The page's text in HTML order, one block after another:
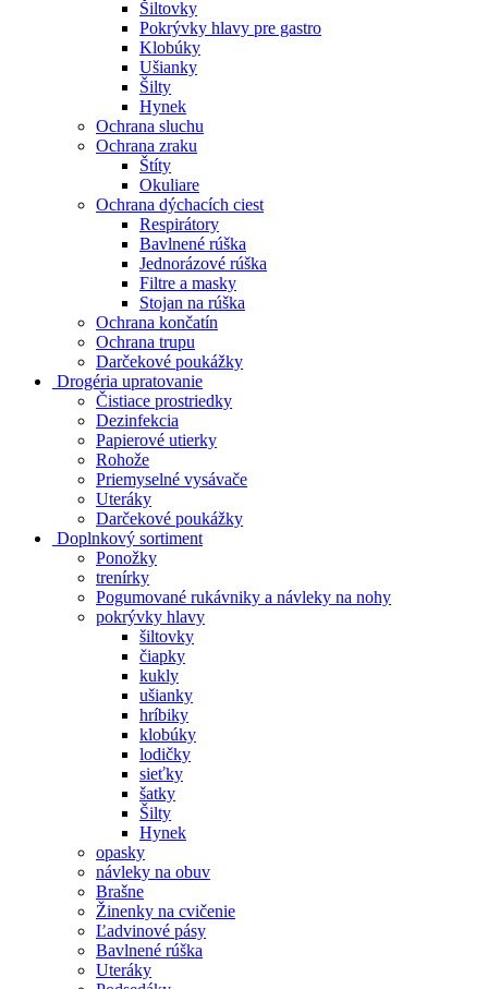
Šiltovky
Pokrývky hlavy pre gastro
Klobúky
Ušianky
Šilty
Hynek
Ochrana sluchu
Ochrana zraku
Štíty
Okuliare
Ochrana dýchacích ciest
Respirátory
Bavlnené rúška
Jednorázové rúška
Filtre a masky
Stojan na rúška
Ochrana končatín
Ochrana trupu
Darčekové poukážky
Drogéria upratovanie
Čistiace prostriedky
Dezinfekcia
Papierové utierky
Rohože
Priemyselné vysávače
Uteráky
Darčekové poukážky
Doplnkový sortiment
Ponožky
trenírky
Pogumované rukávniky a návleky na nohy
pokrývky hlavy
šiltovky
čiapky
kukly
ušianky
hríbiky
klobúky
lodičky
sieťky
šatky
Šilty
Hynek
opasky
návleky na obuv
Brašne
Žinenky na cvičenie
Ľadvinové pásy
Bavlnené rúška
Uteráky